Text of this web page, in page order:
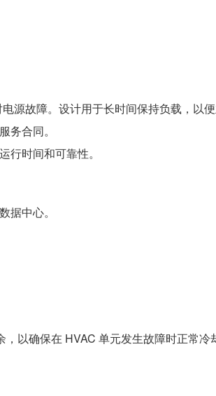
源故障。设计用于长时间保持负载，以便
务合同。
行时间和可靠性。
据中心。
以确保在 HVAC 单元发生故障时正常冷